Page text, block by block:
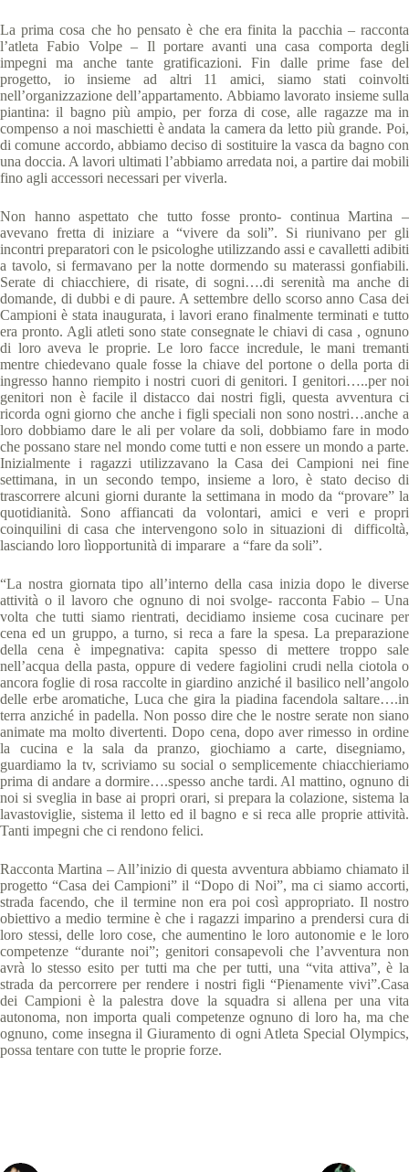
La prima cosa che ho pensato è che era finita la pacchia – racconta
l’atleta Fabio Volpe – Il portare avanti una casa comporta degli
impegni ma anche tante gratificazioni. Fin dalle prime fase del
progetto, io insieme ad altri 11 amici, siamo stati coinvolti
nell’organizzazione dell’appartamento. Abbiamo lavorato insieme sulla
piantina: il bagno più ampio, per forza di cose, alle ragazze ma in
compenso a noi maschietti è andata la camera da letto più grande. Poi,
di comune accordo, abbiamo deciso di sostituire la vasca da bagno con
una doccia. A lavori ultimati l’abbiamo arredata noi, a partire dai mobili
fino agli accessori necessari per viverla.
Non hanno aspettato che tutto fosse pronto- continua Martina –
avevano fretta di iniziare a “vivere da soli”. Si riunivano per gli
incontri preparatori con le psicologhe utilizzando assi e cavalletti adibiti
a tavolo, si fermavano per la notte dormendo su materassi gonfiabili.
Serate di chiacchiere, di risate, di sogni….di serenità ma anche di
domande, di dubbi e di paure. A settembre dello scorso anno Casa dei
Campioni è stata inaugurata, i lavori erano finalmente terminati e tutto
era pronto. Agli atleti sono state consegnate le chiavi di casa , ognuno
di loro aveva le proprie. Le loro facce incredule, le mani tremanti
mentre chiedevano quale fosse la chiave del portone o della porta di
ingresso hanno riempito i nostri cuori di genitori. I genitori…..per noi
genitori non è facile il distacco dai nostri figli, questa avventura ci
ricorda ogni giorno che anche i figli speciali non sono nostri…anche a
loro dobbiamo dare le ali per volare da soli, dobbiamo fare in modo
che possano stare nel mondo come tutti e non essere un mondo a parte.
Inizialmente i ragazzi utilizzavano la Casa dei Campioni nei fine
settimana, in un secondo tempo, insieme a loro, è stato deciso di
trascorrere alcuni giorni durante la settimana in modo da “provare” la
quotidianità. Sono affiancati da volontari, amici e veri e propri
coinquilini di casa che intervengono solo in situazioni di difficoltà,
lasciando loro lìopportunità di imparare a “fare da soli”.
“La nostra giornata tipo all’interno della casa inizia dopo le diverse
attività o il lavoro che ognuno di noi svolge- racconta Fabio – Una
volta che tutti siamo rientrati, decidiamo insieme cosa cucinare per
cena ed un gruppo, a turno, si reca a fare la spesa. La preparazione
della cena è impegnativa: capita spesso di mettere troppo sale
nell’acqua della pasta, oppure di vedere fagiolini crudi nella ciotola o
ancora foglie di rosa raccolte in giardino anziché il basilico nell’angolo
delle erbe aromatiche, Luca che gira la piadina facendola saltare….in
terra anziché in padella. Non posso dire che le nostre serate non siano
animate ma molto divertenti. Dopo cena, dopo aver rimesso in ordine
la cucina e la sala da pranzo, giochiamo a carte, disegniamo,
guardiamo la tv, scriviamo su social o semplicemente chiacchieriamo
prima di andare a dormire….spesso anche tardi. Al mattino, ognuno di
noi si sveglia in base ai propri orari, si prepara la colazione, sistema la
lavastoviglie, sistema il letto ed il bagno e si reca alle proprie attività.
Tanti impegni che ci rendono felici.
Racconta Martina – All’inizio di questa avventura abbiamo chiamato il
progetto “Casa dei Campioni” il “Dopo di Noi”, ma ci siamo accorti,
strada facendo, che il termine non era poi così appropriato. Il nostro
obiettivo a medio termine è che i ragazzi imparino a prendersi cura di
loro stessi, delle loro cose, che aumentino le loro autonomie e le loro
competenze “durante noi”; genitori consapevoli che l’avventura non
avrà lo stesso esito per tutti ma che per tutti, una “vita attiva”, è la
strada da percorrere per rendere i nostri figli “Pienamente vivi”.Casa
dei Campioni è la palestra dove la squadra si allena per una vita
autonoma, non importa quali competenze ognuno di loro ha, ma che
ognuno, come insegna il Giuramento di ogni Atleta Special Olympics,
possa tentare con tutte le proprie forze.